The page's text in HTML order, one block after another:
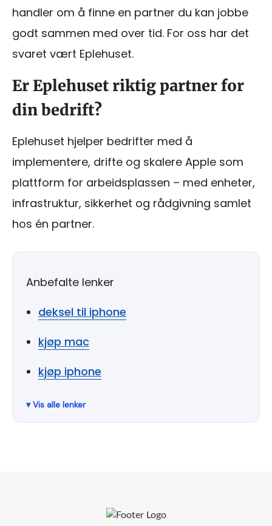
handler om å finne en partner du kan jobbe
godt sammen med over tid. For oss har det
svaret vært Eplehuset.
Er Eplehuset riktig partner for
din bedrift?
Eplehuset hjelper bedrifter med å
implementere, drifte og skalere Apple som
plattform for arbeidsplassen – med enheter,
infrastruktur, sikkerhet og rådgivning samlet
hos én partner.
Anbefalte lenker
deksel til iphone
kjøp mac
kjøp iphone